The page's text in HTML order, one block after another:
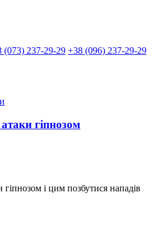
(073) 237-29-29 +38 (096) 237-29-29
гіпнозом
і цим позбутися нападів